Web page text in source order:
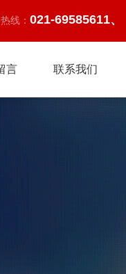
线： 021-69585611、
言 联系我们